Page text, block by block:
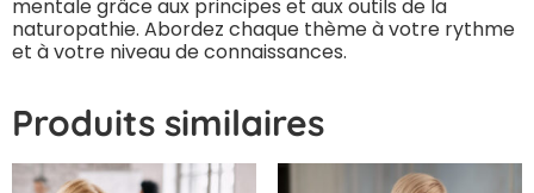
mentale grâce aux principes et aux outils de la
naturopathie. Abordez chaque thème à votre rythme
et à votre niveau de connaissances.
Produits similaires